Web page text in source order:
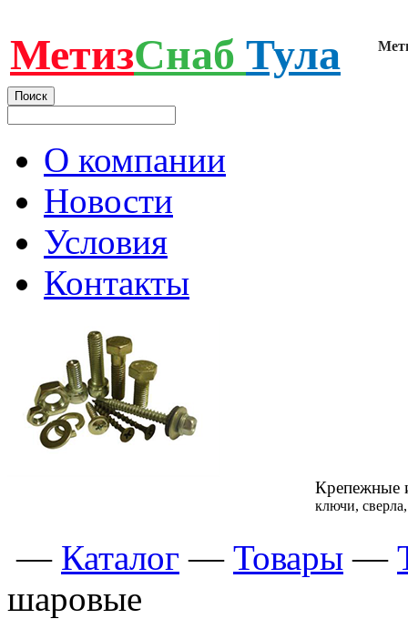
МетизСнаб Тула
О компании
Новости
Условия
Контакты
Крепежные
ключи,
— Каталог — Товары —
шаровые